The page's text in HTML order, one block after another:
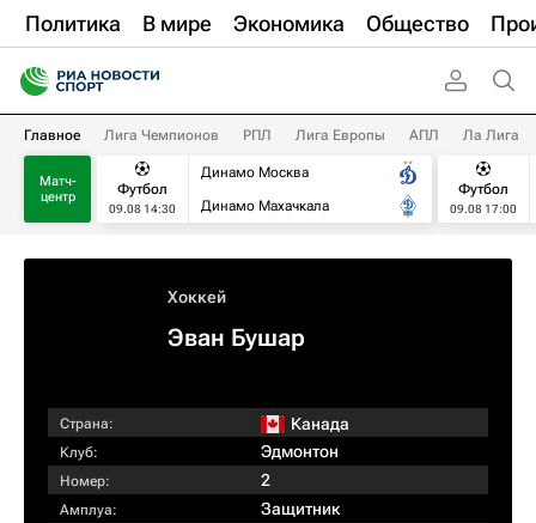
Политика В мире Экономика Общество
Главное Лига Чемпионов РПЛ Лига Европы АПЛ Ла Лига
Матч-
центр
Футбол
09.08 14:30
Динамо Москва
Динамо Махачкала
Футбол
09.08 17:00
Хоккей
Эван Бушар
Страна: Канада
Клуб: Эдмонтон
Номер: 2
Амплуа: Защитник